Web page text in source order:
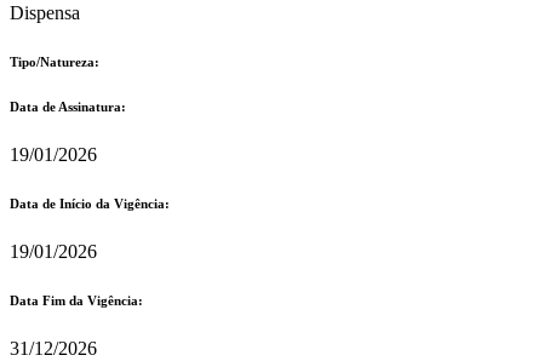
Dispensa
Tipo/Natureza:
Data de Assinatura:
19/01/2026
Data de Início da Vigência:
19/01/2026
Data Fim da Vigência:
31/12/2026